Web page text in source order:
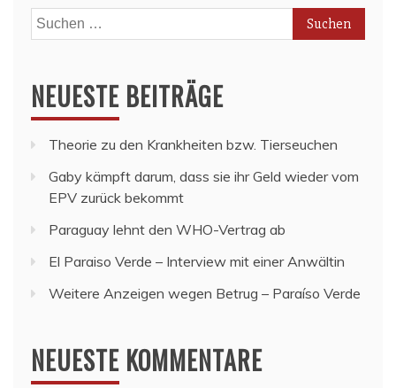
Suchen
nach:
NEUESTE BEITRÄGE
Theorie zu den Krankheiten bzw. Tierseuchen
Gaby kämpft darum, dass sie ihr Geld wieder vom
EPV zurück bekommt
Paraguay lehnt den WHO-Vertrag ab
El Paraiso Verde – Interview mit einer Anwältin
Weitere Anzeigen wegen Betrug – Paraíso Verde
NEUESTE KOMMENTARE